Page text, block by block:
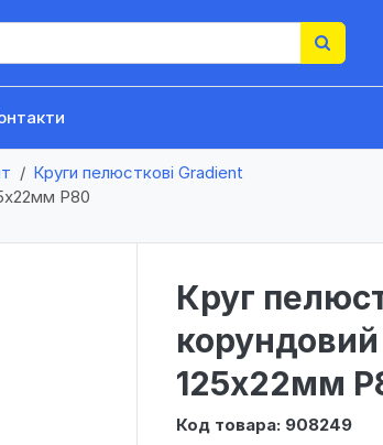
Круги пелюсткові Gradient
Р80
Круг
125х22мм
Код товара: 908249